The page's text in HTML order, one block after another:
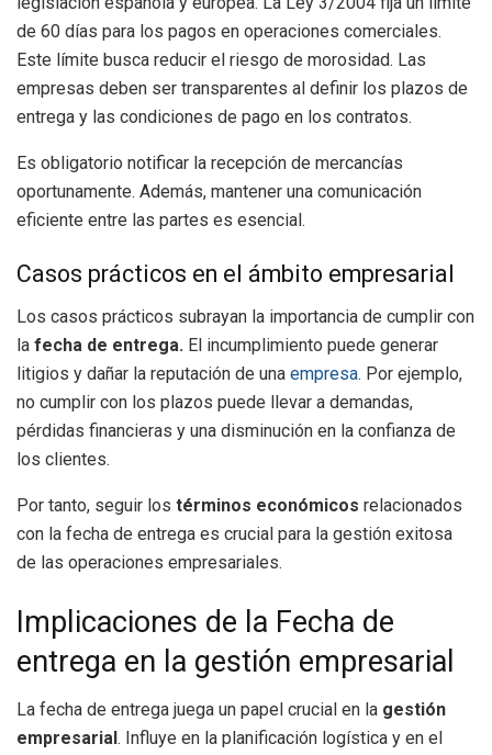
de 60 días para los pagos en operaciones comerciales.
Este límite busca reducir el riesgo de morosidad. Las
empresas deben ser transparentes al definir los plazos de
entrega y las condiciones de pago en los contratos.
Es obligatorio notificar la recepción de mercancías
oportunamente. Además, mantener una comunicación
eficiente entre las partes es esencial.
Casos prácticos en el ámbito empresarial
Los casos prácticos subrayan la importancia de cumplir con
la fecha de entrega. El incumplimiento puede generar
litigios y dañar la reputación de una empresa. Por ejemplo,
no cumplir con los plazos puede llevar a demandas,
pérdidas financieras y una disminución en la confianza de
los clientes.
Por tanto, seguir los términos económicos relacionados
con la fecha de entrega es crucial para la gestión exitosa
de las operaciones empresariales.
Implicaciones de la Fecha de
entrega en la gestión empresarial
La fecha de entrega juega un papel crucial en la gestión
empresarial. Influye en la planificación logística y en el